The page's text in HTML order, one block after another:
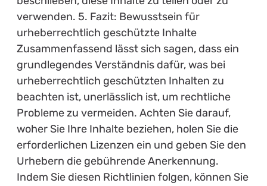
verwenden. 5. Fazit: Bewusstsein für
urheberrechtlich geschützte Inhalte
Zusammenfassend lässt sich sagen, dass ein
grundlegendes Verständnis dafür, was bei
urheberrechtlich geschützten Inhalten zu
beachten ist, unerlässlich ist, um rechtliche
Probleme zu vermeiden. Achten Sie darauf,
woher Sie Ihre Inhalte beziehen, holen Sie die
erforderlichen Lizenzen ein und geben Sie den
Urhebern die gebührende Anerkennung.
Indem Sie diesen Richtlinien folgen, können Sie